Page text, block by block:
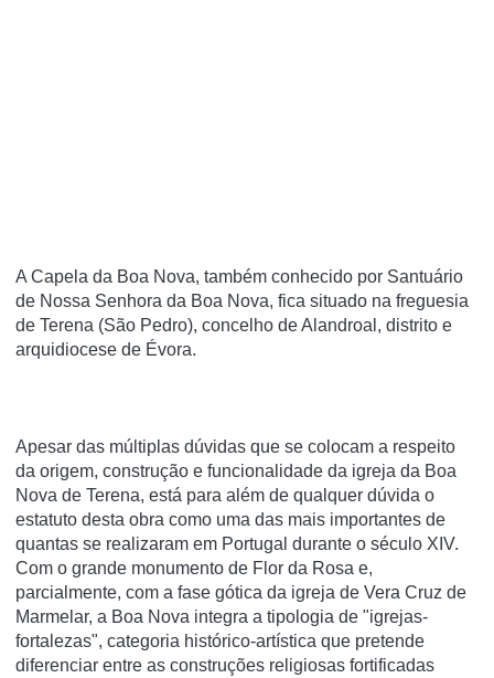
A Capela da Boa Nova, também conhecido por Santuário
de Nossa Senhora da Boa Nova, fica situado na freguesia
de Terena (São Pedro), concelho de Alandroal, distrito e
arquidiocese de Évora.
Apesar das múltiplas dúvidas que se colocam a respeito
da origem, construção e funcionalidade da igreja da Boa
Nova de Terena, está para além de qualquer dúvida o
estatuto desta obra como uma das mais importantes de
quantas se realizaram em Portugal durante o século XIV.
Com o grande monumento de Flor da Rosa e,
parcialmente, com a fase gótica da igreja de Vera Cruz de
Marmelar, a Boa Nova integra a tipologia de "igrejas-
fortalezas", categoria histórico-artística que pretende
diferenciar entre as construções religiosas fortificadas